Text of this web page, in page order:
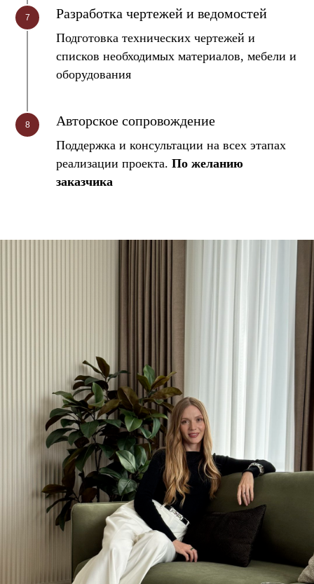
Разработка чертежей и ведомостей
Подготовка технических чертежей и
списков необходимых материалов, мебели и
оборудования
Авторское сопровождение
Поддержка и консультации на всех этапах
реализации проекта. По желанию
заказчика